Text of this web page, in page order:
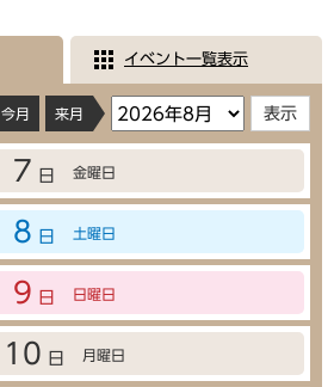
イベント一覧表示
今月 来月
7 日 金曜日
8 日 土曜日
9 日 日曜日
10 日 月曜日